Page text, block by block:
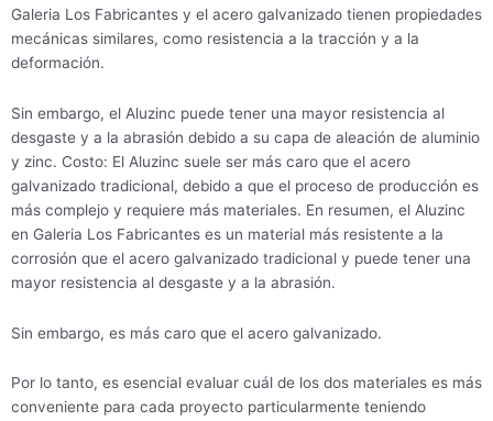
Galeria Los Fabricantes y el acero galvanizado tienen propiedades
mecánicas similares, como resistencia a la tracción y a la
deformación.
Sin embargo, el Aluzinc puede tener una mayor resistencia al
desgaste y a la abrasión debido a su capa de aleación de aluminio
y zinc. Costo: El Aluzinc suele ser más caro que el acero
galvanizado tradicional, debido a que el proceso de producción es
más complejo y requiere más materiales. En resumen, el Aluzinc
en Galeria Los Fabricantes es un material más resistente a la
corrosión que el acero galvanizado tradicional y puede tener una
mayor resistencia al desgaste y a la abrasión.
Sin embargo, es más caro que el acero galvanizado.
Por lo tanto, es esencial evaluar cuál de los dos materiales es más
conveniente para cada proyecto particularmente teniendo